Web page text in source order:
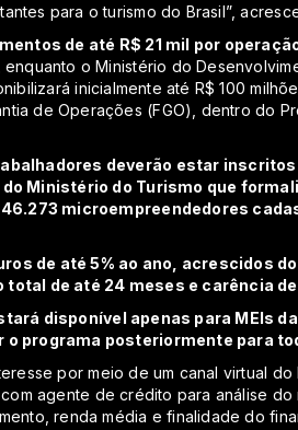
para o turismo do Brasil”,
de até R$ 21 mil por
o Ministério do
inicialmente até R$ 100
de Operações (FGO), dentro do
deverão estar inscritos
Ministério do Turismo que
microempreendedores
de até 5% ao ano, acrescidos
total de até 24 meses e carência
disponível apenas para MEIs da
o programa posteriormente para
por meio de um canal virtual
agente de crédito para análise
renda média e finalidade do